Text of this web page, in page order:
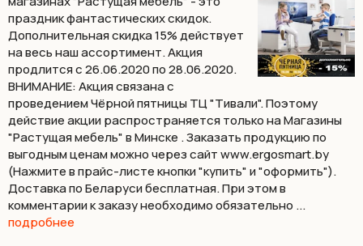
праздник фантастических скидок.
Дополнительная скидка 15% действует
на весь наш ассортимент. Акция
продлится с 26.06.2020 по 28.06.2020.
ВНИМАНИЕ: Акция связана с
проведением Чёрной пятницы ТЦ "Тивали". Поэтому
действие акции распространяется только на Магазины
"Растущая мебель" в Минске . Заказать продукцию по
выгодным ценам можно через сайт www.ergosmart.by
(Нажмите в прайс-листе кнопки "купить" и "оформить").
Доставка по Беларуси бесплатная. При этом в
комментарии к заказу необходимо обязательно ...
подробнее